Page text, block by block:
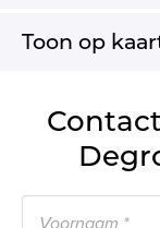
Toon op